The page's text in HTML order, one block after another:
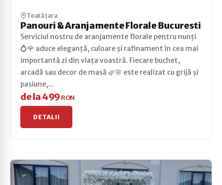
Toată țara
Panouri & Aranjamente Florale Bucuresti
Serviciul nostru de aranjamente florale pentru nunți
💍🌹 aduce eleganță, culoare și rafinament în cea mai
importantă zi din viața voastră. Fiecare buchet,
arcadă sau decor de masă 🌿🌸 este realizat cu grijă și
pasiune,...
de la 499RON
DETALII